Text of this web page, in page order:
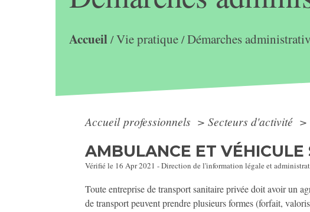
Accueil/Vie pratique/Démarches
Accueil professionnels > Secteurs d'activité >
AMBULANCE ET VÉHICULE
Vérifié le 16 Apr 2021 - Direction de l'information légale et
Toute entreprise de transport sanitaire privée doit avoir un
de transport peuvent prendre plusieurs formes (forfait,